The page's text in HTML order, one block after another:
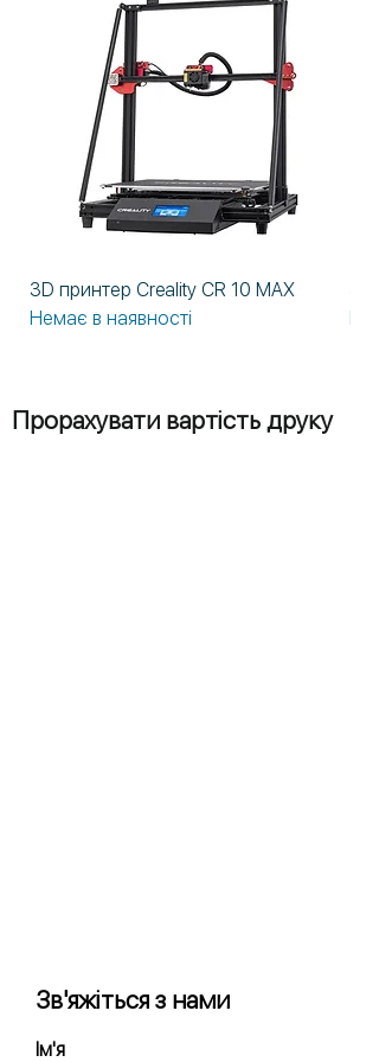
3D принтер Creality CR 10 MAX
Немає в наявності
Прорахувати вартість друку
Зв'яжіться з нами
Ім'я